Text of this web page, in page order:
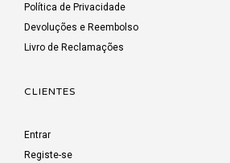
Política de Privacidade
Devoluções e Reembolso
Livro de Reclamações
CLIENTES
Entrar
Registe-se